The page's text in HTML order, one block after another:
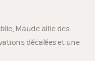
Maude allie des
décalées et une